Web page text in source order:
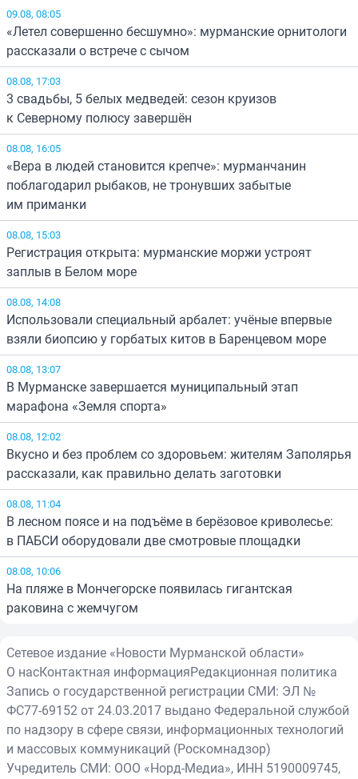
09.08, 08:05
«Летел совершенно бесшумно»: мурманские орнитологи
рассказали о встрече с сычом
08.08, 17:03
3 свадьбы, 5 белых медведей: сезон круизов
к Северному полюсу завершён
08.08, 16:05
«Вера в людей становится крепче»: мурманчанин
поблагодарил рыбаков, не тронувших забытые
им приманки
08.08, 15:03
Регистрация открыта: мурманские моржи устроят
заплыв в Белом море
08.08, 14:08
Использовали специальный арбалет: учёные впервые
взяли биопсию у горбатых китов в Баренцевом море
08.08, 13:07
В Мурманске завершается муниципальный этап
марафона «Земля спорта»
08.08, 12:02
Вкусно и без проблем со здоровьем: жителям Заполярья
рассказали, как правильно делать заготовки
08.08, 11:04
В лесном поясе и на подъёме в берёзовое криволесье:
в ПАБСИ оборудовали две смотровые площадки
08.08, 10:06
На пляже в Мончегорске появилась гигантская
раковина с жемчугом
Сетевое издание «Новости Мурманской области»
О насКонтактная информацияРедакционная политика
Запись о государственной регистрации СМИ: ЭЛ №
ФС77-69152 от 24.03.2017 выдано Федеральной службой
по надзору в сфере связи, информационных технологий
и массовых коммуникаций (Роскомнадзор)
Учредитель СМИ: ООО «Норд-Медиа», ИНН 5190009745,